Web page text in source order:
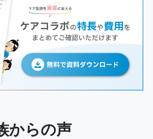
からの声